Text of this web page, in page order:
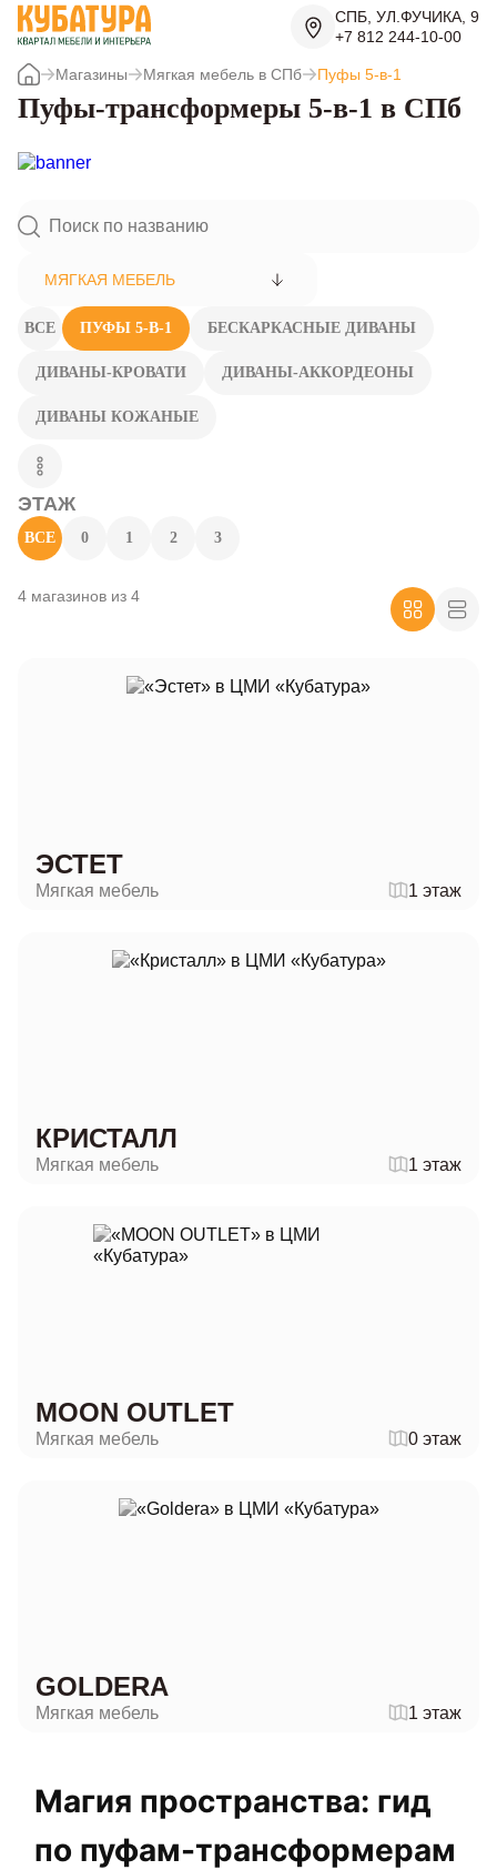
СПБ, УЛ.ФУЧИКА, 9
+7 812 244-10-00
Магазины Мягкая мебель в СПб Пуфы 5-в-1
Пуфы-трансформеры 5-в-1 в СПб
МЯГКАЯ МЕБЕЛЬ
ВСЕ ПУФЫ 5-В-1 БЕСКАРКАСНЫЕ ДИВАНЫ
ДИВАНЫ-КРОВАТИ ДИВАНЫ-АККОРДЕОНЫ
ДИВАНЫ КОЖАНЫЕ
ЭТАЖ
ВСЕ 0 1 2 3
4 магазинов из 4
ЭСТЕТ
Мягкая мебель 1 этаж
КРИСТАЛЛ
Мягкая мебель 1 этаж
MOON OUTLET
Мягкая мебель 0 этаж
GOLDERA
Мягкая мебель 1 этаж
Магия пространства: гид
по пуфам-трансформерам